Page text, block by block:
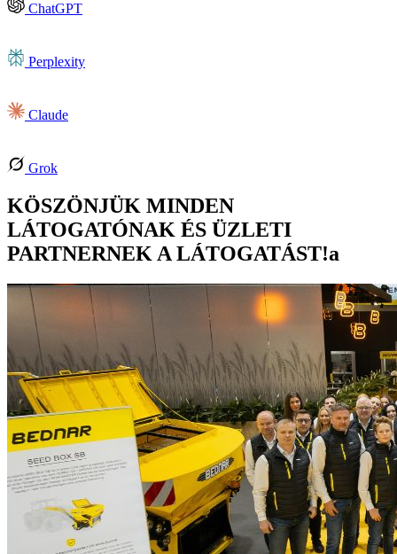
ChatGPT
Perplexity
Claude
Grok
KÖSZÖNJÜK MINDEN
LÁTOGATÓNAK ÉS ÜZLETI
PARTNERNEK A LÁTOGATÁST!a